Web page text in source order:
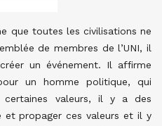
que toutes les civilisations ne
de membres de l’UNI, il
un événement. Il affirme
un homme politique, qui
valeurs, il y a des
propager ces valeurs et il y